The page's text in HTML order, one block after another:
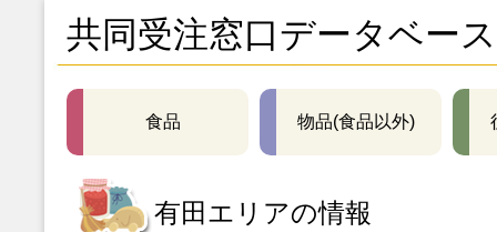
共同受注窓口データベース
食品 物品(食品以外)
有田エリアの情報